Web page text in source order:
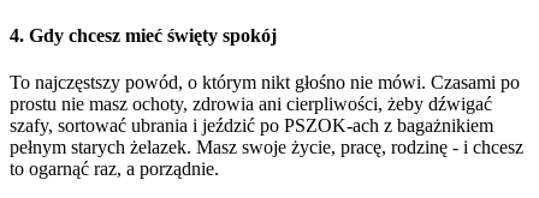
4. Gdy chcesz mieć święty spokój
To najczęstszy powód, o którym nikt głośno nie mówi. Czasami po
prostu nie masz ochoty, zdrowia ani cierpliwości, żeby dźwigać
szafy, sortować ubrania i jeździć po PSZOK-ach z bagażnikiem
pełnym starych żelazek. Masz swoje życie, pracę, rodzinę - i chcesz
to ogarnąć raz, a porządnie.